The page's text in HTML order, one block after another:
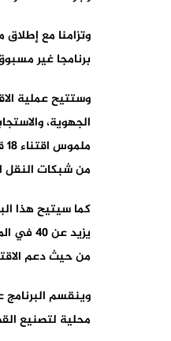
وتزامنا مع
برنامجا غير مسبوق لاقتناء 168 قطارا جديدا يهدف إلى تعزيز
من شبكات النقل
كما سيتيح هذا
يزيد
من حيث دعم
وينقسم
محلية لتصنيع